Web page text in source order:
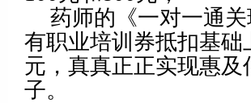
药师的《一对一通
有职业培训券抵扣基础
元，真真正正实现惠
子。